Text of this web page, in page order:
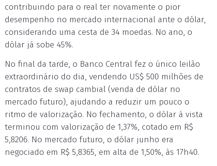
contribuindo para o real ter novamente o pior
desempenho no mercado internacional ante o dólar,
considerando uma cesta de 34 moedas. No ano, o
dólar já sobe 45%.
No final da tarde, o Banco Central fez o único leilão
extraordinário do dia, vendendo US$ 500 milhões de
contratos de swap cambial (venda de dólar no
mercado futuro), ajudando a reduzir um pouco o
ritmo de valorização. No fechamento, o dólar à vista
terminou com valorização de 1,37%, cotado em R$
5,8206. No mercado futuro, o dólar junho era
negociado em R$ 5,8365, em alta de 1,50%, às 17h40.